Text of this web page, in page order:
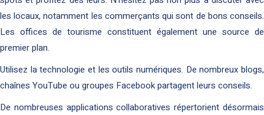
les locaux, notamment les commerçants qui sont de bons conseils.
Les offices de tourisme constituent également une source de
premier plan.
Utilisez la technologie et les outils numériques. De nombreux blogs,
chaînes YouTube ou groupes Facebook partagent leurs conseils.
De nombreuses applications collaboratives répertorient désormais